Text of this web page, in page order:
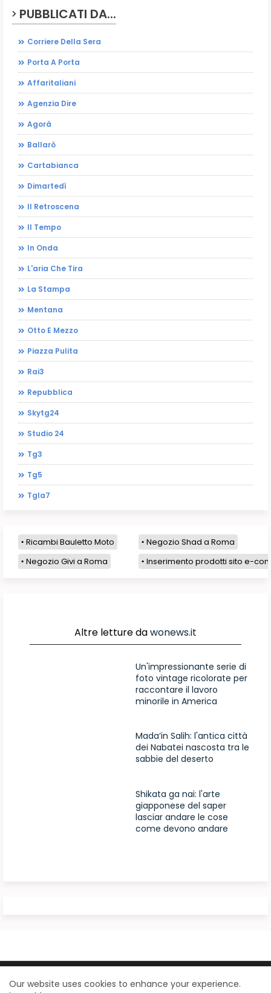
PUBBLICATI DA...
Corriere Della Sera
Porta A Porta
Affaritaliani
Agenzia Dire
Agorà
Ballarò
Cartabianca
Dimartedì
Il Retroscena
Il Tempo
In Onda
L'aria Che Tira
La Stampa
Mentana
Otto E Mezzo
Piazza Pulita
Rai3
Repubblica
Skytg24
Studio 24
Tg3
Tg5
Tgla7
Ricambi Bauletto Moto
Negozio Shad a Roma
Negozio Givi a Roma
Inserimento prodotti sito e-
Altre letture dawonews.it
Un'impressionante serie di
foto vintage ricolorate per
raccontare il lavoro
minorile in America
Mada’in Salih: l'antica città
dei Nabatei nascosta tra le
sabbie del deserto
Shikata ga nai: l'arte
giapponese del saper
lasciar andare le cose
come devono andare
Design by - Blogger Templates
| Distributed by
Our website uses cookies to enhance your experience.